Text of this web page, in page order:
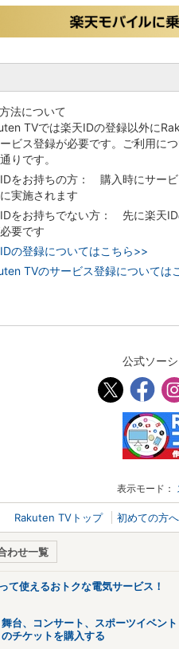
法について
TVでは楽天IDの登録以外に
ビス登録が必要です。ご利用に
りです。
をお持ちの方： 購入時にサービ
実施されます
をお持ちでない方： 先に楽天
要です
の登録についてはこちら>>
TVのサービス登録については
公式ソー
表示モード：
Rakuten TVトップ 初めての方へ
わせ一覧
て使えるおトクな電気サービス！
舞台、コンサート、スポーツイベント
のチケットを購入する